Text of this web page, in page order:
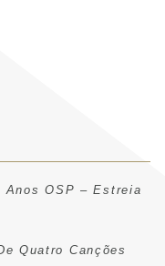
Anos OSP – Estreia
Quatro Canções